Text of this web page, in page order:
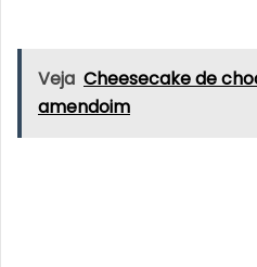
Veja Cheesecake de
amendoim